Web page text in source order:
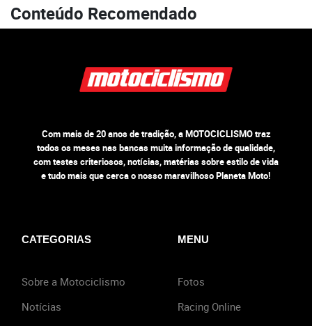
Conteúdo Recomendado
Com mais de 20 anos de tradição, a MOTOCICLISMO traz
todos os meses nas bancas muita informação de qualidade,
com testes criteriosos, notícias, matérias sobre estilo de vida
e tudo mais que cerca o nosso maravilhoso Planeta Moto!
CATEGORIAS
Sobre a Motociclismo
Notícias
MENU
Fotos
Racing Online